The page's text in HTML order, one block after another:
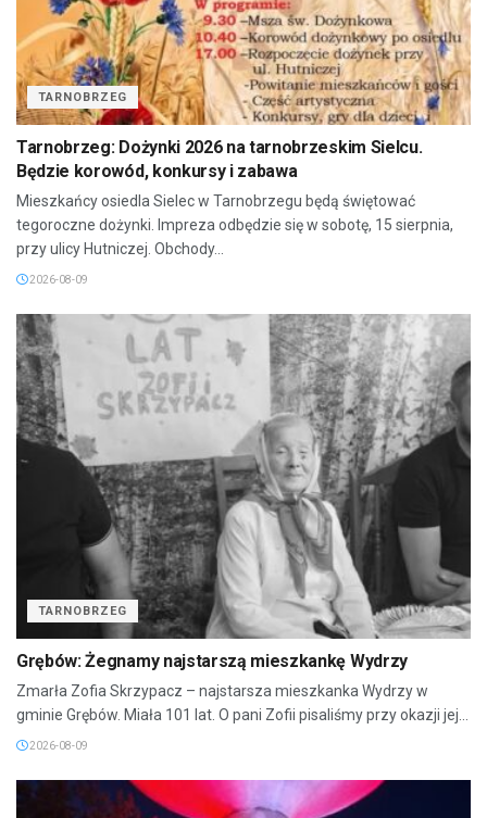
TARNOBRZEG
Tarnobrzeg: Dożynki 2026 na tarnobrzeskim Sielcu.
Będzie korowód, konkursy i zabawa
Mieszkańcy osiedla Sielec w Tarnobrzegu będą świętować
tegoroczne dożynki. Impreza odbędzie się w sobotę, 15 sierpnia,
przy ulicy Hutniczej. Obchody...
2026-08-09
TARNOBRZEG
Grębów: Żegnamy najstarszą mieszkankę Wydrzy
Zmarła Zofia Skrzypacz – najstarsza mieszkanka Wydrzy w
gminie Grębów. Miała 101 lat. O pani Zofii pisaliśmy przy okazji jej...
2026-08-09